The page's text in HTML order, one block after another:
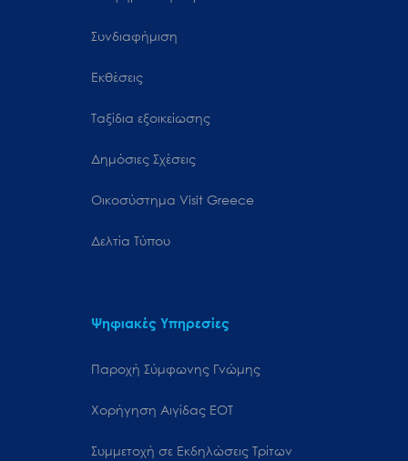
Συνδιαφήμιση
Εκθέσεις
Ταξίδια εξοικείωσης
Δημόσιες Σχέσεις
Oικοσύστημα Visit Greece
Δελτία Τύπου
Ψηφιακές Υπηρεσίες
Παροχή Σύμφωνης Γνώμης
Χορήγηση Αιγίδας ΕΟΤ
Συμμετοχή σε Εκδηλώσεις Τρίτων